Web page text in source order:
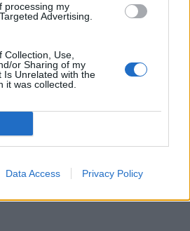
processing my
Advertising.
Use,
or Sharing of my
Is Unrelated with the
it was collected.
Data Access Privacy Policy